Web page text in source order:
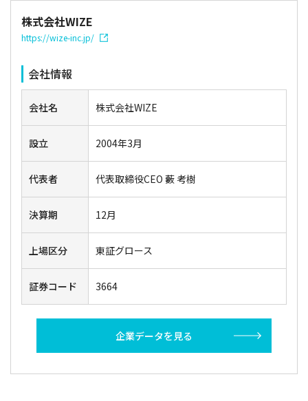
株式会社WIZE
https://wize-inc.jp/
会社情報
会社名 株式会社WIZE
設立 2004年3月
代表者 代表取締役CEO 藪 考樹
決算期 12月
上場区分 東証グロース
証券コード 3664
企業データを見る